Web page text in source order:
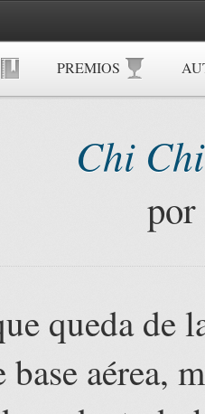
PREMIOS
Chi
por
queda de
base aérea,